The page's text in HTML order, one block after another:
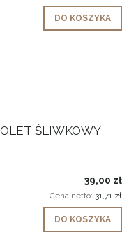
DO KOSZYKA
ŚLIWKOWY
39,00 zł
Cena netto: 31,71 zł
DO KOSZYKA